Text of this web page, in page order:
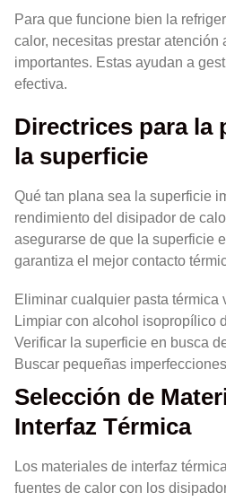
Para que funcione bien la
calor, necesitas prestar atención
importantes. Estas ayudan a
efectiva.
Directrices para la
la superficie
Qué tan plana sea la superficie
rendimiento del disipador de
asegurarse de que la superficie
garantiza el mejor contacto
Eliminar cualquier pasta térmica
Limpiar con alcohol isopropílico
Verificar la superficie en busca
Buscar pequeñas imperfecciones
Selección de
Interfaz Térmica
Los materiales de interfaz
fuentes de calor con los